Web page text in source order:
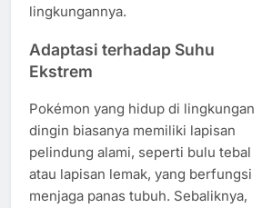
lingkungannya.
Adaptasi terhadap Suhu
Ekstrem
Pokémon yang hidup di lingkungan
dingin biasanya memiliki lapisan
pelindung alami, seperti bulu tebal
atau lapisan lemak, yang berfungsi
menjaga panas tubuh. Sebaliknya,